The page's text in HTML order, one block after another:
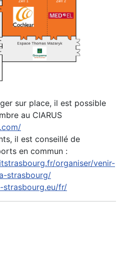
sur place, il est possible
au CIARUS
il est conseillé de
en commun :
organiser/venir-
strasbourg/
eu/fr/